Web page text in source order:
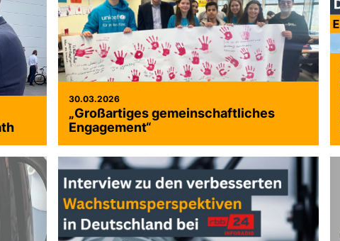
30.03.2026
Großartiges gemeinschaftliches
Engagement“